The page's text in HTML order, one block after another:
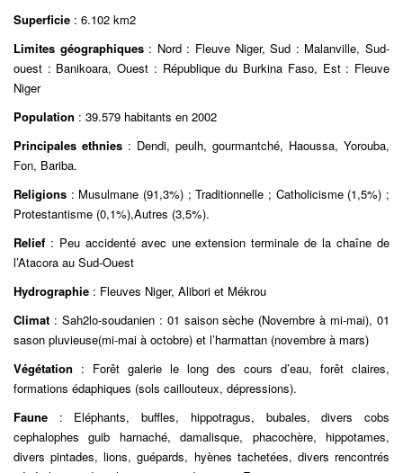
Superficie : 6.102 km2
Limites géographiques: Nord : Fleuve Niger, Sud : Malanville, Sud-
ouest : Banikoara, Ouest : République du Burkina Faso, Est : Fleuve
Niger
Population : 39.579 habitants en 2002
Principales ethnies : Dendi, peulh, gourmantché, Haoussa, Yorouba,
Fon, Bariba.
Religions : Musulmane (91,3%) ; Traditionnelle ; Catholicisme (1,5%) ;
Protestantisme (0,1%),Autres (3,5%).
Relief : Peu accidenté avec une extension terminale de la chaîne de
l’Atacora au Sud-Ouest
Hydrographie : Fleuves Niger, Alibori et Mékrou
Climat : Sah2lo-soudanien : 01 saison sèche (Novembre à mi-mai), 01
sason pluvieuse(mi-mai à octobre) et l’harmattan (novembre à mars)
Végétation : Forêt galerie le long des cours d’eau, forêt claires,
formations édaphiques (sols caillouteux, dépressions).
Faune : Eléphants, buffles, hippotragus, bubales, divers cobs
cephalophes guib harnaché, damalisque, phacochère, hippotames,
divers pintades, lions, guépards, hyènes tachetées, divers rencontrés